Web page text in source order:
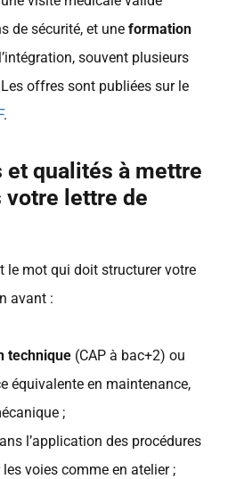
de sécurité, et une formation
souvent plusieurs
offres sont publiées sur le
.
et qualités à mettre
votre lettre de
le mot qui doit structurer votre
avant :
technique (CAP à bac+2) ou
équivalente en maintenance,
;
l’application des procédures
voies comme en atelier ;